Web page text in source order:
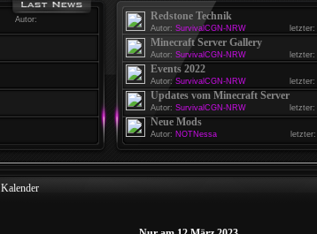
Autor: Redstone Technik
Autor: SurvivalCGN-NRW letzter:
Minecraft Server Gallery
Autor: SurvivalCGN-NRW letzter:
Events 2022
Autor: SurvivalCGN-NRW letzter:
Updates vom Minecraft Server
Autor: SurvivalCGN-NRW letzter:
Neue Mods
Autor: NOTNessa letzter:
Kalender